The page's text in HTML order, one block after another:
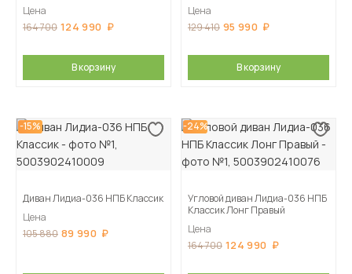
Цена
164 700 124 990
В корзину
Цена
129 410 95 990
В корзину
-15%
Диван Лидиа-036 НПБ Классик
Цена
105 880 89 990
-24%
Угловой диван Лидиа-036 НПБ
Классик Лонг Правый
Цена
164 700 124 990